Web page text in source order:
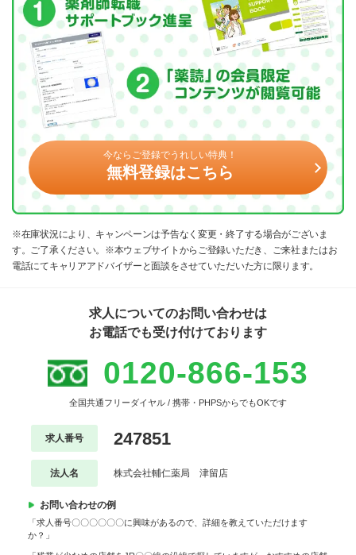
今ならご登録でうれしい特典！
無料登録はこちら
※在庫状況により、キャンペーンは予告なく変更・終了する場合がございま
す。ご了承ください。※本ウェブサイトからご登録いただき、ご来社またはお
電話にてキャリアアドバイザーと面談をさせていただいた方に限ります。
求人についてのお問い合わせは
お電話でも受け付けております
0120-866-153
全国共通フリーダイヤル / 携帯・PHPSからでもOKです
求人番号 247851
法人名 株式会社輔仁薬局 津留店
お問い合わせの例
「求人番号〇〇〇〇〇〇に興味があるので、詳細を教えていただけます
か？」